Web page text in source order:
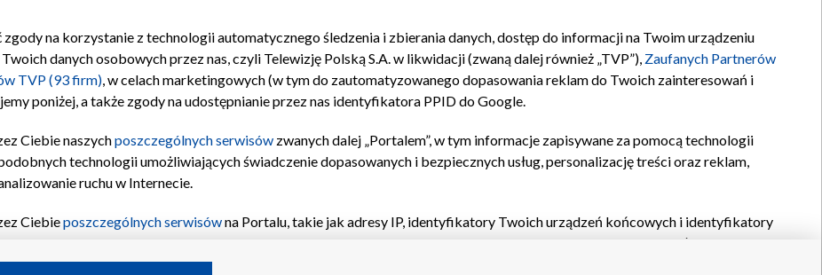
Polityka prywatności Moje zgody Pomoc Biuro reklamy Kontakt
na korzystanie z technologii automatycznego śledzenia i zbierania danych, dostęp do informacji na Twoim urządzeniu
danych osobowych przez nas, czyli Telewizję Polską S.A. w likwidacji (zwaną dalej również „TVP”), Zaufanych Partnerów
TVP (93 firm), w celach marketingowych (w tym do zautomatyzowanego dopasowania reklam do Twoich zainteresowań i
poniżej, a także zgody na udostępnianie przez nas identyfikatora PPID do Google.
Ciebie naszychposzczególnych serwisów zwanych dalej „Portalem”, w tym informacje zapisywane za pomocą technologii
technologii umożliwiających świadczenie dopasowanych i bezpiecznych usług, personalizację treści oraz reklam,
ruchu w Internecie.
Ciebieposzczególnych serwisówna Portalu, takie jak adresy IP, identyfikatory Twoich urządzeń końcowych i identyfikatory
oraz pozostałych
przechowywania informacji na urządzeniu lub dostęp do nich, wyboru podstawowych reklam, wyboru spersonalizowanych